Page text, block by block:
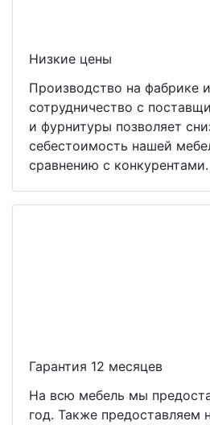
Низкие цены
Производство на фабрике
сотрудничество с
и фурнитуры позволяет
себестоимость нашей
сравнению с конкурентами.
Гарантия 12 месяцев
На всю мебель мы
год. Также предоставляем